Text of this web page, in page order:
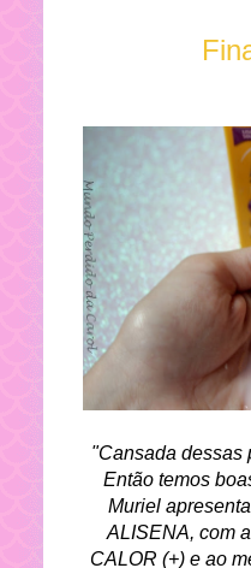
"Cansada dessas
Então temos
Muriel
ALISENA, com
CALOR (+) e ao